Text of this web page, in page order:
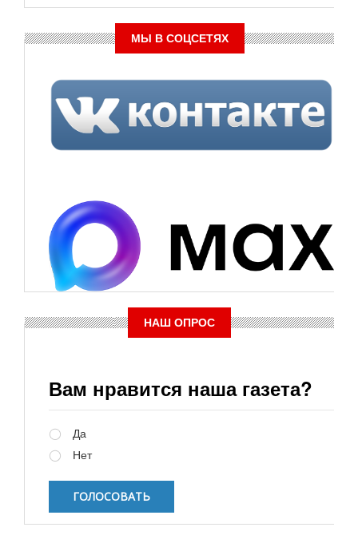
МЫ В СОЦСЕТЯХ
НАШ ОПРОС
Вам нравится наша газета?
Да
Нет